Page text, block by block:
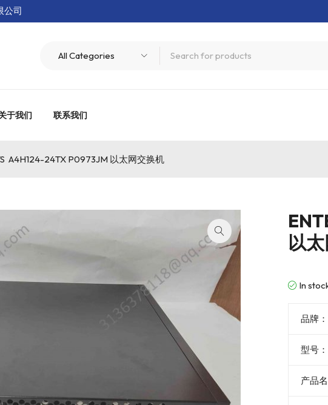
公司
于我们 联系我们
A4H124-24TX P0973JM 以太网交换机
以
In
品牌：
型号
产品